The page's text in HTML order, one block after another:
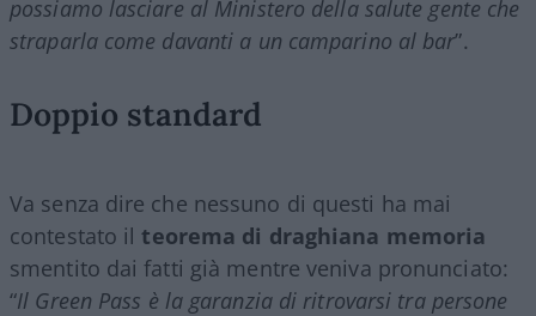
possiamo lasciare al Ministero della salute gente che
straparla come davanti a un camparino al bar”.
Doppio standard
Va senza dire che nessuno di questi ha mai
contestato ilteorema di draghiana memoria
smentito dai fatti già mentre veniva pronunciato:
“Il Green Pass è la garanzia di ritrovarsi tra persone